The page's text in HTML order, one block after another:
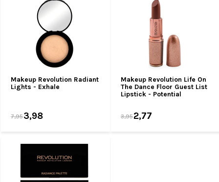
Makeup Revolution Radiant
Lights - Exhale
7,953,98
Makeup Revolution Life On
The Dance Floor Guest List
Lipstick - Potential
3,952,77